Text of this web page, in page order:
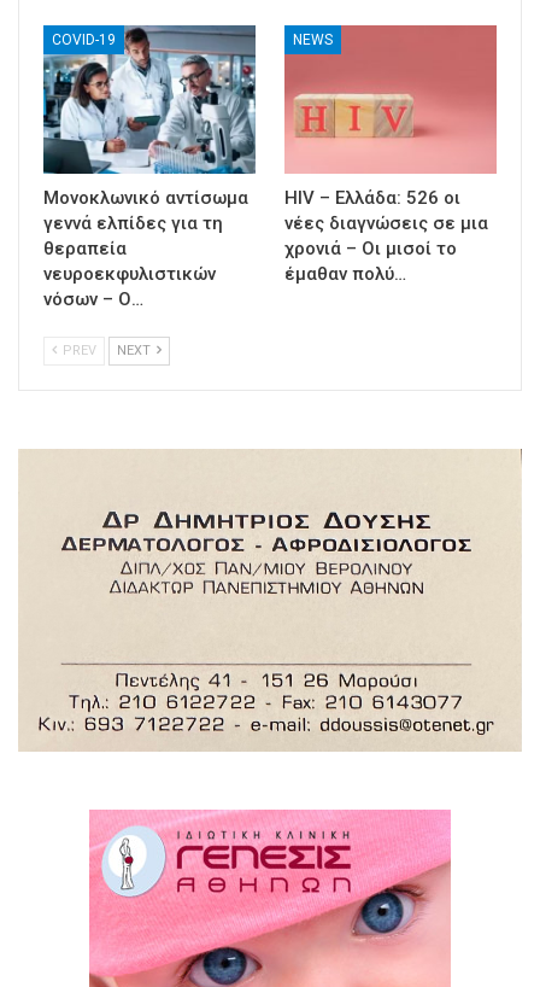
COVID-19
Μονοκλωνικό αντίσωμα
γεννά ελπίδες για τη
θεραπεία
νευροεκφυλιστικών
νόσων – Ο…
NEWS
HIV – Ελλάδα: 526 οι
νέες διαγνώσεις σε μια
χρονιά – Οι μισοί το
έμαθαν πολύ…
PREV NEXT